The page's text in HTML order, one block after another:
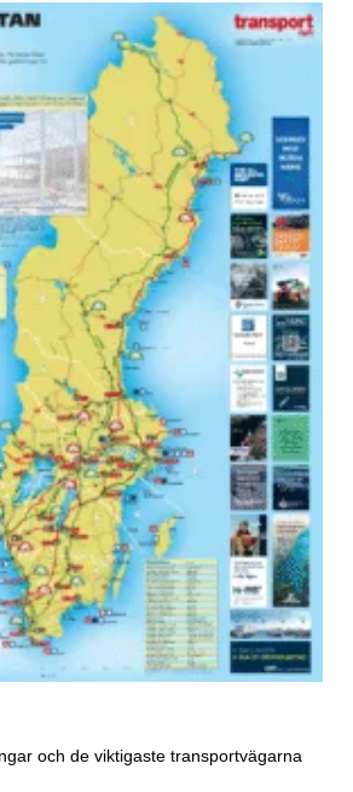
och de viktigaste transportvägarna